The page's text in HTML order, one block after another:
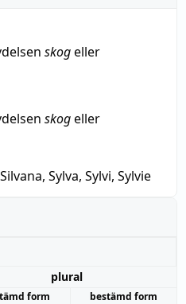
skogeller
skogeller
Sylva, Sylvi, Sylvie
plural
form
bestämd form